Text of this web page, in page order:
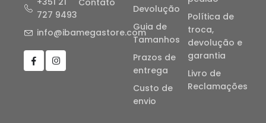
727 9493
info@ibamegastore.com
Contato
Devolução
Guia de
Tamanhos
Prazos de
entrega
Custo de
envio
Política de
troca,
devolução e
garantia
Livro de
Reclamações